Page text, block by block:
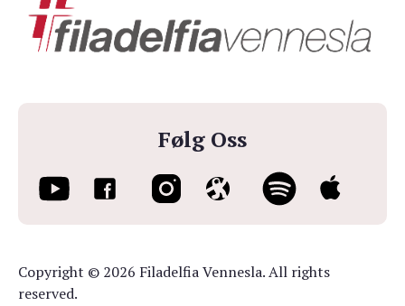
Følg Oss
Copyright © 2026 Filadelfia Vennesla. All rights
reserved.